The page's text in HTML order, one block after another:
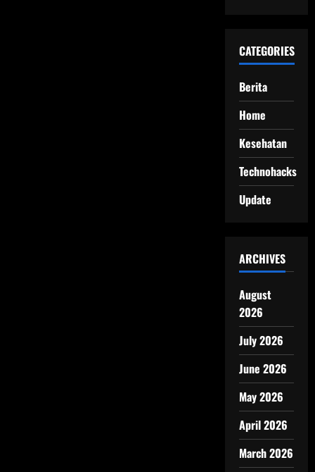
CATEGORIES
Berita
Home
Kesehatan
Technohacks
Update
ARCHIVES
August
2026
July 2026
June 2026
May 2026
April 2026
March 2026